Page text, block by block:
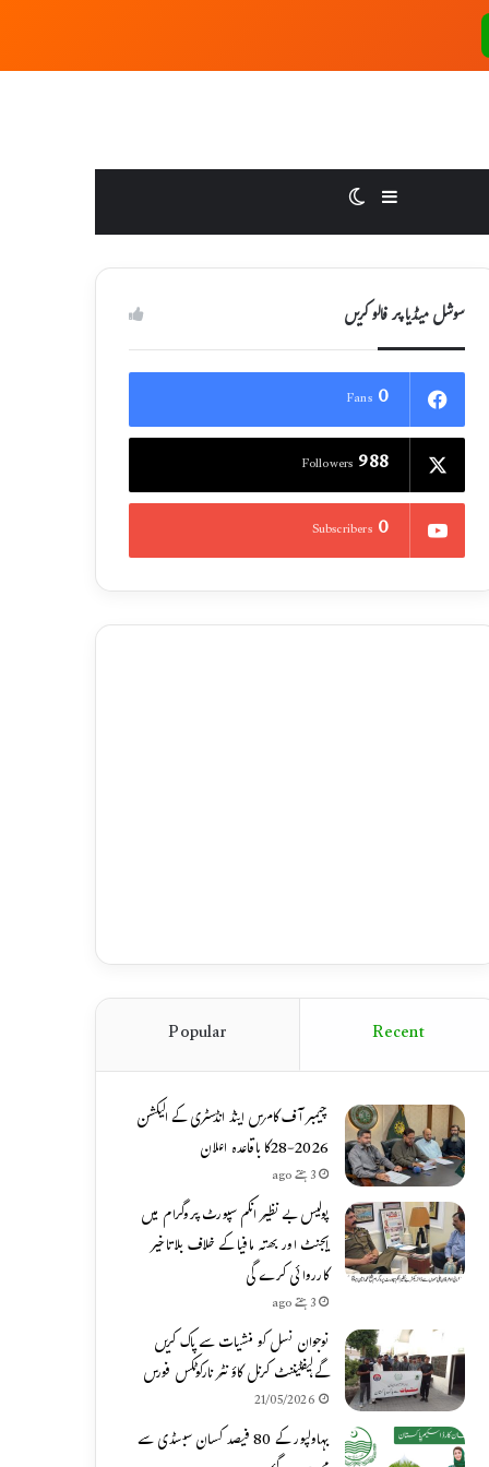
Sidebar
سوشل میڈیا پر فالو کریں
0
Fans
988
Followers
0
Subscribers
Recent
Popular
چیمبر آف کامرس اینڈ انڈسٹری کے الیکشن
2026-28کا باقاعدہ اعلان
3 ہفتے ago
پولیس بے نظیر انکم سپورٹ پروگرام میں
ایجنٹ اور بھتہ مافیا کے خلاف بلاتاخیر
کارروائی کرے گی
3 ہفتے ago
نوجوان نسل کو منشیات سے پاک کریں
گے،لیفٹیننٹ کرنل کاؤنٹر نارکوٹکس فورس
21/05/2026
بہاولپور کے 80 فیصد کسان سبسڈی سے